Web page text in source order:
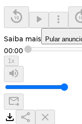
Saiba mais Pular
00:00
1x